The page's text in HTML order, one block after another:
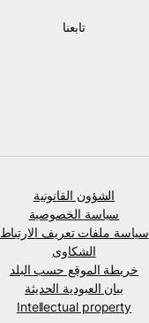
تابعنا
الشؤون القانونية
سياسة الخصوصية
سياسة ملفات تعريف الارتباط
الشكاوى
خريطة الموقع حسب البلد
بيان العبودية الحديثة
Intellectual property